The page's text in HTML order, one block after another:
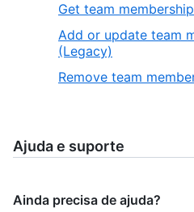
Get team
Add or update team
(Legacy)
Remove team
Ajuda e suporte
Ainda precisa de ajuda?